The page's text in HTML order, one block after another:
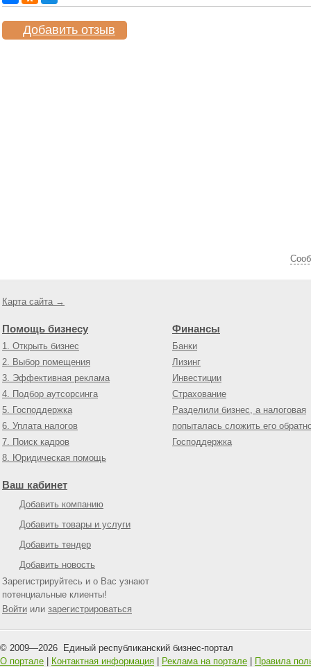
Добавить отзыв
Карта сайта →
Помощь бизнесу
1. Открыть бизнес
2. Выбор помещения
3. Эффективная реклама
4. Подбор аутсорсинга
5. Господдержка
6. Уплата налогов
7. Поиск кадров
8. Юридическая помощь
Финансы
Банки
Лизинг
Инвестиции
Страхование
Разделили бизнес, а налоговая
попыталась сложить его
Господдержка
Ваш кабинет
Добавить компанию
Добавить товары и услуги
Добавить тендер
Добавить новость
Зарегистрируйтесь и о Вас узнают
потенциальные клиенты!
Войти или зарегистрироваться
© 2009—2026 Единый республиканский бизнес-портал
О портале
Контактная информация Реклама на портале Правила